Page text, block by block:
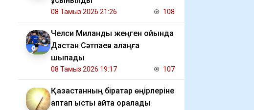
08 Тамыз 2026 21:26 108
Челси Миланды жеңген ойында
Дастан Сәтпаев алаңға
шықпады
08 Тамыз 2026 19:17 107
Қазақстанның бірқатар өңірлеріне
аптап ыстық қайта оралады